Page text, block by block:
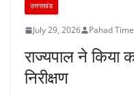
उत्तराखंड
July 29, 2026 Pahad
राज्यपाल ने
निरीक्षण